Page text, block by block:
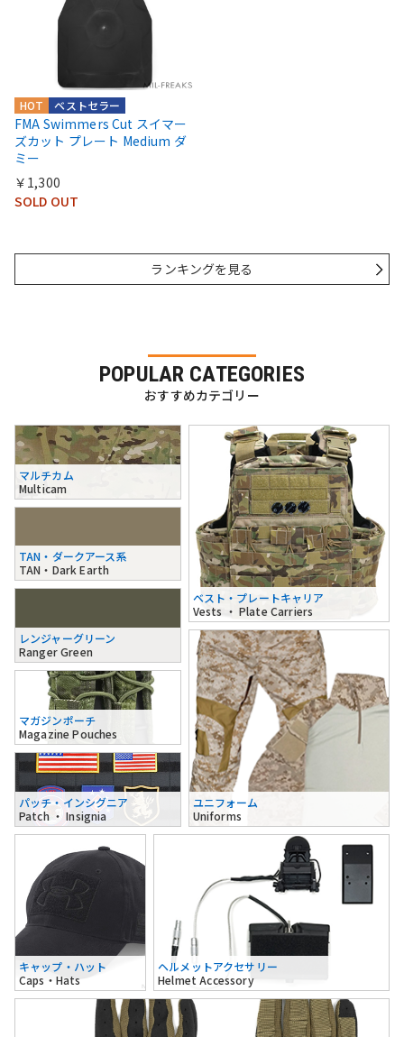
ベストセラー
HOT
FMA Swimmers Cut スイマー
ズカット プレート Medium ダ
ミー
￥1,300
SOLD OUT
ランキングを見る
POPULAR CATEGORIES
おすすめカテゴリー
マルチカム
Multicam
TAN・ダークアース系
TAN・Dark Earth
レンジャーグリーン
Ranger Green
ベスト・プレートキャリア
Vests ・ Plate Carriers
マガジンポーチ
Magazine Pouches
パッチ・インシグニア
Patch ・ Insignia
ユニフォーム
Uniforms
キャップ・ハット
Caps・Hats
ヘルメットアクセサリー
Helmet Accessory